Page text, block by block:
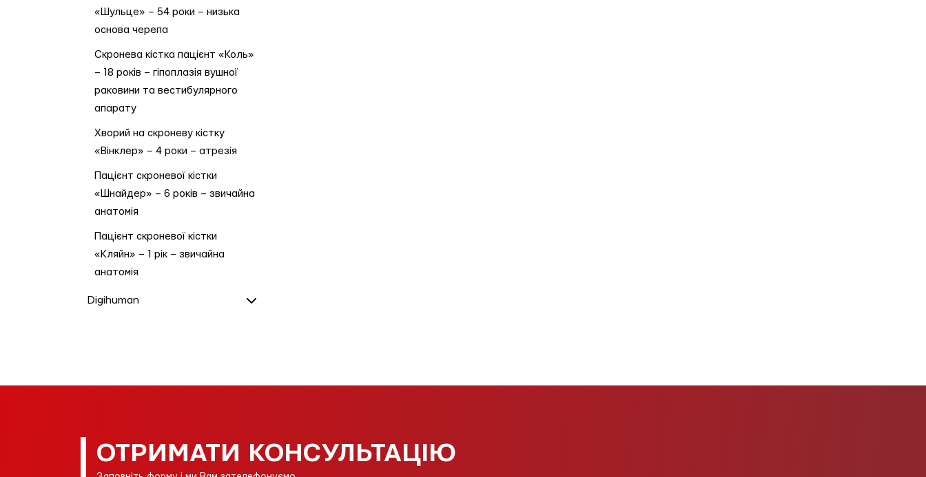
«Шульце» – 54 роки – низька
основа черепа
Скронева кістка пацієнт «Коль»
– 18 років – гіпоплазія вушної
раковини та вестибулярного
апарату
Хворий на скроневу кістку
«Вінклер» – 4 роки – атрезія
Пацієнт скроневої кістки
«Шнайдер» – 6 років – звичайна
анатомія
Пацієнт скроневої кістки
«Кляйн» – 1 рік – звичайна
анатомія
Digihuman
ОТРИМАТИ КОНСУЛЬТАЦІЮ